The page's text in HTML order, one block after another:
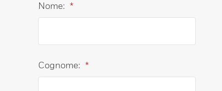
*
Nome:
*
Cognome: